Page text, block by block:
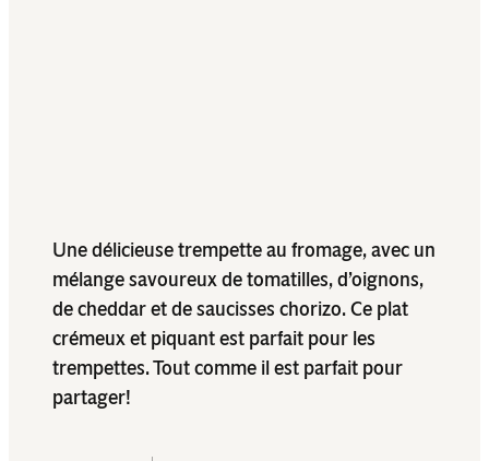
Une délicieuse trempette au fromage, avec un
mélange savoureux de tomatilles, d’oignons,
de cheddar et de saucisses chorizo. Ce plat
crémeux et piquant est parfait pour les
trempettes. Tout comme il est parfait pour
partager!